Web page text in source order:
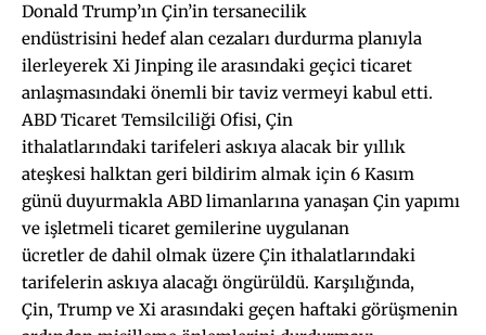
Donald Trump’ın Çin’in tersanecilik
endüstrisini hedef alan cezaları durdurma planıyla
ilerleyerek Xi Jinping ile arasındaki geçici ticaret
anlaşmasındaki önemli bir taviz vermeyi kabul etti.
ABD Ticaret Temsilciliği Ofisi, Çin
ithalatlarındaki tarifeleri askıya alacak bir yıllık
ateşkesi halktan geri bildirim almak için 6 Kasım
günü duyurmakla ABD limanlarına yanaşan Çin yapımı
ve işletmeli ticaret gemilerine uygulanan
ücretler de dahil olmak üzere Çin ithalatlarındaki
tarifelerin askıya alacağı öngürüldü. Karşılığında,
Çin, Trump ve Xi arasındaki geçen haftaki görüşmenin